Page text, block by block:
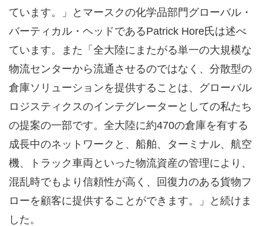
ています。」とマースクの化学品部門グローバル・
バーティカル・ヘッドであるPatrick Hore氏は述べ
ています。また「全大陸にまたがる単一の大規模な
物流センターから流通させるのではなく、分散型の
倉庫ソリューションを提供することは、グローバル
ロジスティクスのインテグレーターとしての私たち
の提案の一部です。全大陸に約470の倉庫を有する
成長中のネットワークと、船舶、ターミナル、航空
機、トラック車両といった物流資産の管理により、
混乱時でもより信頼性が高く、回復力のある貨物フ
ローを顧客に提供することができます。」と続けま
した。